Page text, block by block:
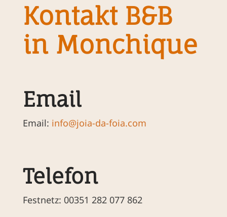
Kontakt B&B
in Monchique
Email
Email: info@joia-da-foia.com
Telefon
Festnetz: 00351 282 077 862